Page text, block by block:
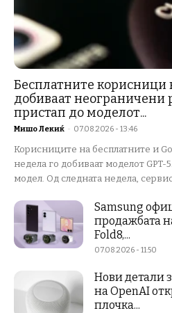
Бесплатните корисници
добиваат неограничени
пристап до моделот...
Мишо Лекиќ - 07.08.2026 - 13:46
Корисниците на бесплатните и
недела го добиваат моделот GPT-
модел. Од следната недела,
Samsung
продажбата
Fold8,...
07.08.2026 - 11:50
Нови детали
на OpenAI
плочка...